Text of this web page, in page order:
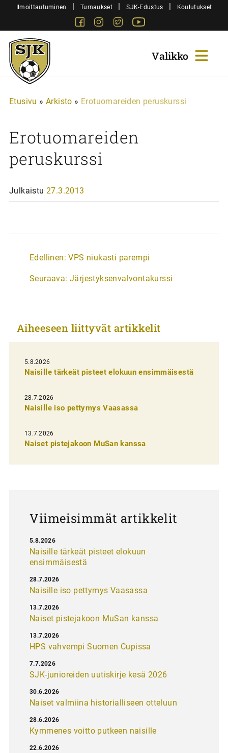
SiirryIlmoittautuminen | Turnaukset | SJK-Edustus | Koulutukset
FacebookInstagram
Twitter
Sjk-
Juniorit
Etusivu » Arkisto » Erotuomareiden peruskurssi
Erotuomareiden
peruskurssi
Julkaistu 27.3.2013
A
t
k
e
l
i
e
n
e
Edellinen: VPS niukasti parempi
Seuraava: Järjestyksenvalvontakurssi
Aiheeseen liittyvät artikkelit
5.8.2026
Naisille tärkeät pisteet elokuun ensimmäisestä
28.7.2026
Naisille iso pettymys Vaasassa
13.7.2026
Naiset pistejakoon MuSan kanssa
Viimeisimmät artikkelit
Naisille tärkeät pisteet elokuun
ensimmäisestä
5.8.2026
Naisille iso pettymys Vaasassa
28.7.2026
Naiset pistejakoon MuSan kanssa
13.7.2026
HPS vahvempi Suomen Cupissa
13.7.2026
SJK-junioreiden uutiskirje kesä 2026
7.7.2026
Naiset valmiina historialliseen otteluun
30.6.2026
Kymmenes voitto putkeen naisille
28.6.2026
22.6.2026